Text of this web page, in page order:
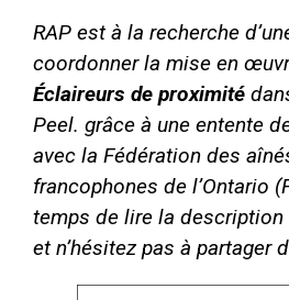
RAP est à la recherche
coordonner la mise en
Éclaireurs de proximité
Peel. grâce à une entente
avec la Fédération des
francophones de l’Ontario
temps de lire la
et n’hésitez pas à partager